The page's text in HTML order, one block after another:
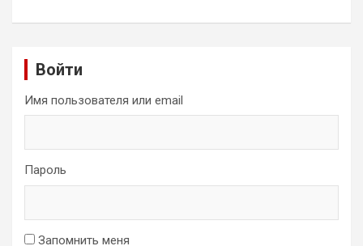
Войти
Имя пользователя или email
Пароль
Запомнить меня